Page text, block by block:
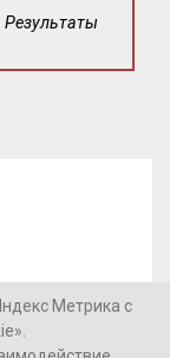
Результаты
Метрика с